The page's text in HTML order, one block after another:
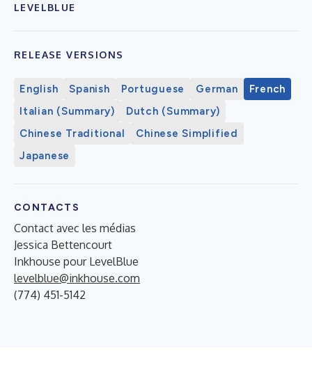
LEVELBLUE
RELEASE VERSIONS
English Spanish Portuguese German
French
Italian (Summary)
Dutch (Summary)
Chinese Traditional
Chinese Simplified
Japanese
CONTACTS
Contact avec les médias
Jessica Bettencourt
Inkhouse pour LevelBlue
levelblue@inkhouse.com
(774) 451-5142